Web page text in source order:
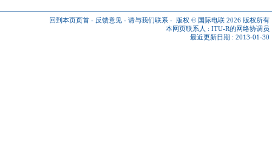
回到本页页首 - 反馈意见 - 请与我们联系 - 版权 © 国际电联 2026 版权所有
本网页联系人 : ITU-R的网络协调员
最近更新日期 : 2013-01-30